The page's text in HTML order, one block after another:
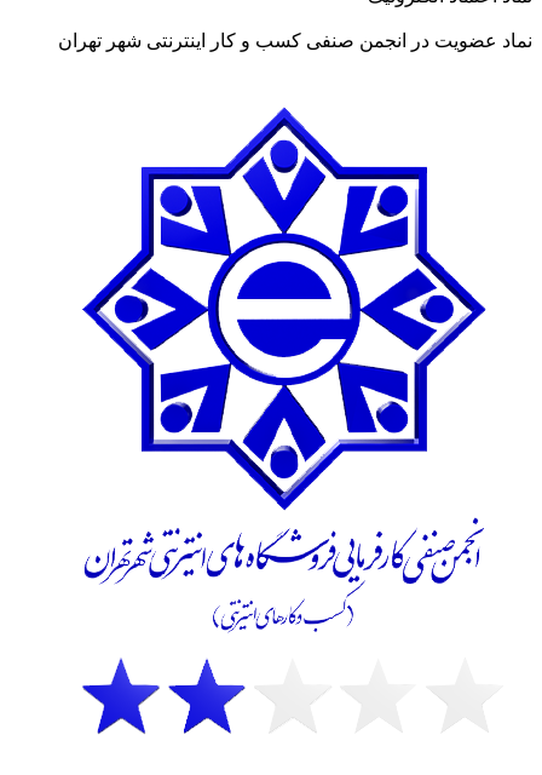
نماد عضویت در انجمن صنفی کسب و کار اینترنتی شهر تهران